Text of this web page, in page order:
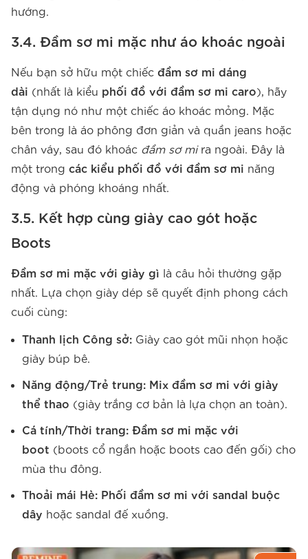
hướng.
3.4. Đầm sơ mi mặc như áo khoác ngoài
Nếu bạn sở hữu một chiếc đầm sơ mi dáng
dài (nhất là kiểu phối đồ với đầm sơ mi caro), hãy
tận dụng nó như một chiếc áo khoác mỏng. Mặc
bên trong là áo phông đơn giản và quần jeans hoặc
chân váy, sau đó khoác đầm sơ mira ngoài. Đây là
một trong các kiểu phối đồ với đầm sơ mi năng
động và phóng khoáng nhất.
3.5. Kết hợp cùng giày cao gót hoặc
Boots
Đầm sơ mi mặc với giày gì là câu hỏi thường gặp
nhất. Lựa chọn giày dép sẽ quyết định phong cách
cuối cùng:
Thanh lịch Công sở: Giày cao gót mũi nhọn hoặc
giày búp bê.
Năng động/Trẻ trung: Mix đầm sơ mi với giày
thể thao (giày trắng cơ bản là lựa chọn an toàn).
Cá tính/Thời trang: Đầm sơ mi mặc với
boot (boots cổ ngắn hoặc boots cao đến gối) cho
mùa thu đông.
Thoải mái Hè: Phối đầm sơ mi với sandal buộc
dây hoặc sandal đế xuồng.